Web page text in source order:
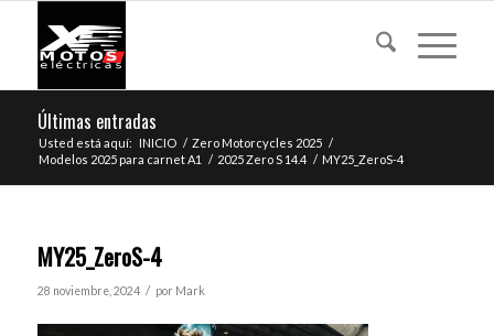
Últimas entradas
Usted está aquí: INICIO / Zero Motorcycles 2025 /
Modelos 2025 para carnet A1
/ 2025 Zero S 14.4 / MY25_ZeroS-4
MY25_ZeroS-4
28 noviembre, 2024 / por Mark